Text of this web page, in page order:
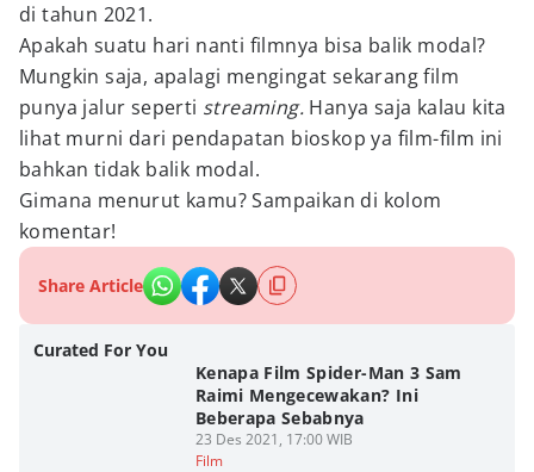
di tahun 2021.
Apakah suatu hari nanti filmnya bisa balik modal?
Mungkin saja, apalagi mengingat sekarang film
punya jalur seperti streaming. Hanya saja kalau kita
lihat murni dari pendapatan bioskop ya film-film ini
bahkan tidak balik modal.
Gimana menurut kamu? Sampaikan di kolom
komentar!
Share Article
Curated For You
Kenapa Film Spider-Man 3 Sam
Raimi Mengecewakan? Ini
Beberapa Sebabnya
23 Des 2021, 17:00 WIB
Film